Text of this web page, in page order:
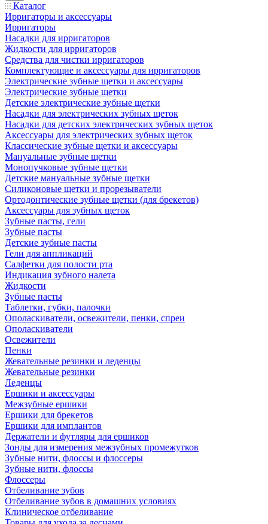
Каталог
Ирригаторы и аксессуары
Ирригаторы
Насадки для ирригаторов
Жидкости для ирригаторов
Средства для чистки ирригаторов
Комплектующие и аксессуары для ирригаторов
Электрические зубные щетки и аксессуары
Электрические зубные щетки
Детские электрические зубные щетки
Насадки для электрических зубных щеток
Насадки для детских электрических зубных щеток
Аксессуары для электрических зубных щеток
Классические зубные щетки и аксессуары
Мануальные зубные щетки
Монопучковые зубные щетки
Детские мануальные зубные щетки
Силиконовые щетки и прорезыватели
Ортодонтические зубные щетки (для брекетов)
Аксессуары для зубных щеток
Зубные пасты, гели
Зубные пасты
Детские зубные пасты
Гели для аппликаций
Салфетки для полости рта
Индикация зубного налета
Жидкости
Зубные пасты
Таблетки, губки, палочки
Ополаскиватели, освежители, пенки, спреи
Ополаскиватели
Освежители
Пенки
Жевательные резинки и леденцы
Жевательные резинки
Леденцы
Ершики и аксессуары
Межзубные ершики
Ершики для брекетов
Ершики для имплантов
Держатели и футляры для ершиков
Зонды для измерения межзубных промежутков
Зубные нити, флоссы и флоссеры
Зубные нити, флоссы
Флоссеры
Отбеливание зубов
Отбеливание зубов в домашних условиях
Клиническое отбеливание